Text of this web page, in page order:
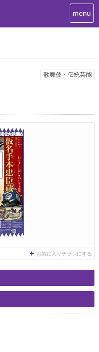
T
o
n
g
a
menu
歌舞伎・伝統芸能
お気に入りチラシにする